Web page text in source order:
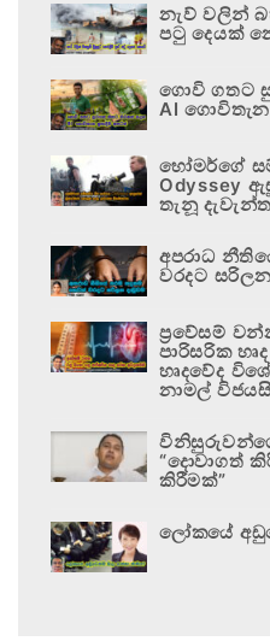
නැව් වලින්
පටු දෙයක්
ගොවි ගතට
AI
හෝමර්ගේ
Odyssey
තැනූ
අපරාධ
වරදට
ප්‍රවේසම්
පාරිසරික
හෘදවේද
නාමල්
විනිසුරුවන්ගේ
“දොවාගත්
කිරීමක්”
ලෝකයේ